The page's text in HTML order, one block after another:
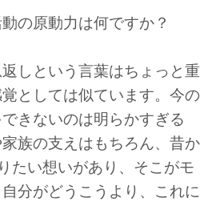
の原動力は何ですか？
しという言葉はちょっと重
としては似ています。今の
きないのは明らかすぎる
族の支えはもちろん、昔か
たい想いがあり、そこがモ
分がどうこうより、これに